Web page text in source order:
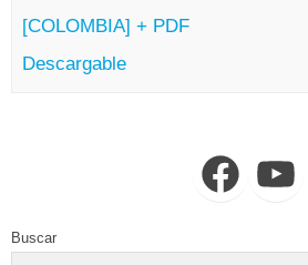
[COLOMBIA] + PDF
Descargable
FacebookYouTube
Buscar